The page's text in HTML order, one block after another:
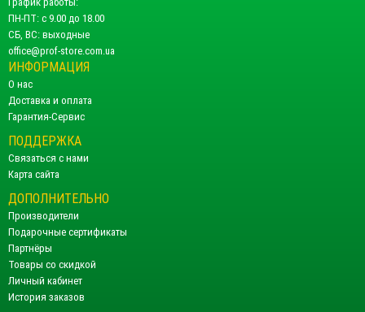
ПН-ПТ: с 9.00 до 18.00
СБ, ВС: выходные
office@prof-store.com.ua
ИНФОРМАЦИЯ
О нас
Доставка и оплата
Гарантия-Сервис
ПОДДЕРЖКА
Связаться с нами
Карта сайта
ДОПОЛНИТЕЛЬНО
Производители
Подарочные сертификаты
Партнёры
Товары со скидкой
Личный кабинет
История заказов